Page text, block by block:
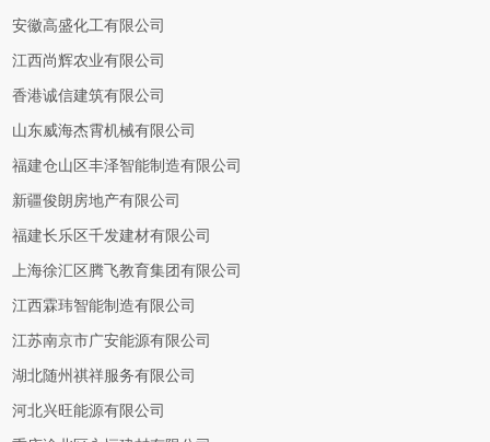
安徽高盛化工有限公司
江西尚辉农业有限公司
香港诚信建筑有限公司
山东威海杰霄机械有限公司
福建仓山区丰泽智能制造有限公司
新疆俊朗房地产有限公司
福建长乐区千发建材有限公司
上海徐汇区腾飞教育集团有限公司
江西霖玮智能制造有限公司
江苏南京市广安能源有限公司
湖北随州祺祥服务有限公司
河北兴旺能源有限公司